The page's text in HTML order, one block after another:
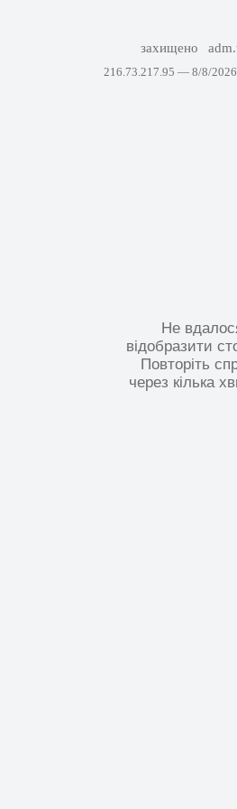
захищено
216.73.217.95 — 8/8/
Не
відобразити
Повторіть
через кілька